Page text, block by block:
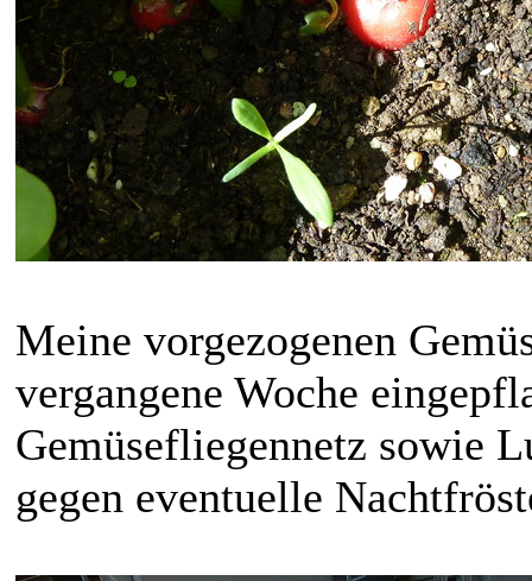
Meine vorgezogenen
vergangene Woche
Gemüsefliegennetz sowie
gegen eventuelle